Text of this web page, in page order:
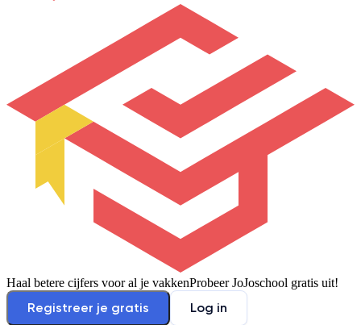
Haal betere cijfers voor al je vakkenProbeer JoJoschool gratis uit!
Registreer je gratis Log in